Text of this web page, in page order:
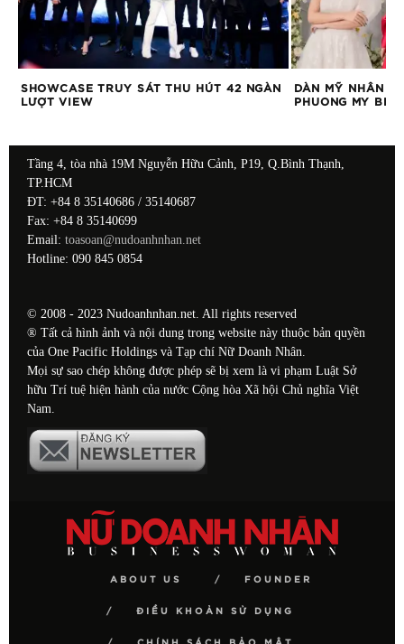
SHOWCASE TRUY SÁT THU HÚT 42 NGÀN
LƯỢT VIEW
DÀN MỸ NHÂN
PHUONG MY
Tầng 4, tòa nhà 19M Nguyễn Hữu Cảnh, P19, Q.Bình Thạnh,
TP.HCM
ĐT: +84 8 35140686 / 35140687
Fax: +84 8 35140699
Email: toasoan@nudoanhnhan.net
Hotline: 090 845 0854
© 2008 - 2023 Nudoanhnhan.net. All rights reserved
® Tất cả hình ảnh và nội dung trong website này thuộc bản quyền
của One Pacific Holdings và Tạp chí Nữ Doanh Nhân.
Mọi sự sao chép không được phép sẽ bị xem là vi phạm Luật Sở
hữu Trí tuệ hiện hành của nước Cộng hòa Xã hội Chủ nghĩa Việt
Nam.
ABOUT US FOUNDER
ĐIỀU KHOẢN SỬ DỤNG